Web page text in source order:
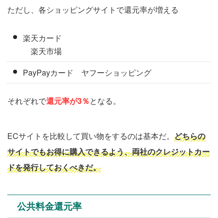
ただし、各ショッピングサイトで還元率が増える
楽天カード
楽天市場
PayPayカード ヤフーショッピング
それぞれで還元率が3％となる。
ECサイトを比較して買い物をするのは基本だ。 どちらの
サイトでもお得に購入できるよう、両社のクレジットカー
ドを発行しておくべきだ。
公共料金還元率